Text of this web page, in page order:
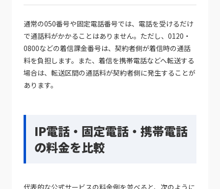
通常の050番号や固定電話番号では、電話を受けるだけ
で通話料がかかることはありません。ただし、0120・
0800などの着信課金番号は、契約者側が着信時の通話
料を負担します。また、着信を携帯電話などへ転送する
場合は、転送区間の通話料が契約者側に発生することが
あります。
IP電話・固定電話・携帯電話
の料金を比較